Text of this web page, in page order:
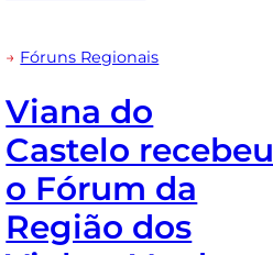
→ Fóruns Regionais
Viana do
Castelo recebeu
o Fórum da
Região dos